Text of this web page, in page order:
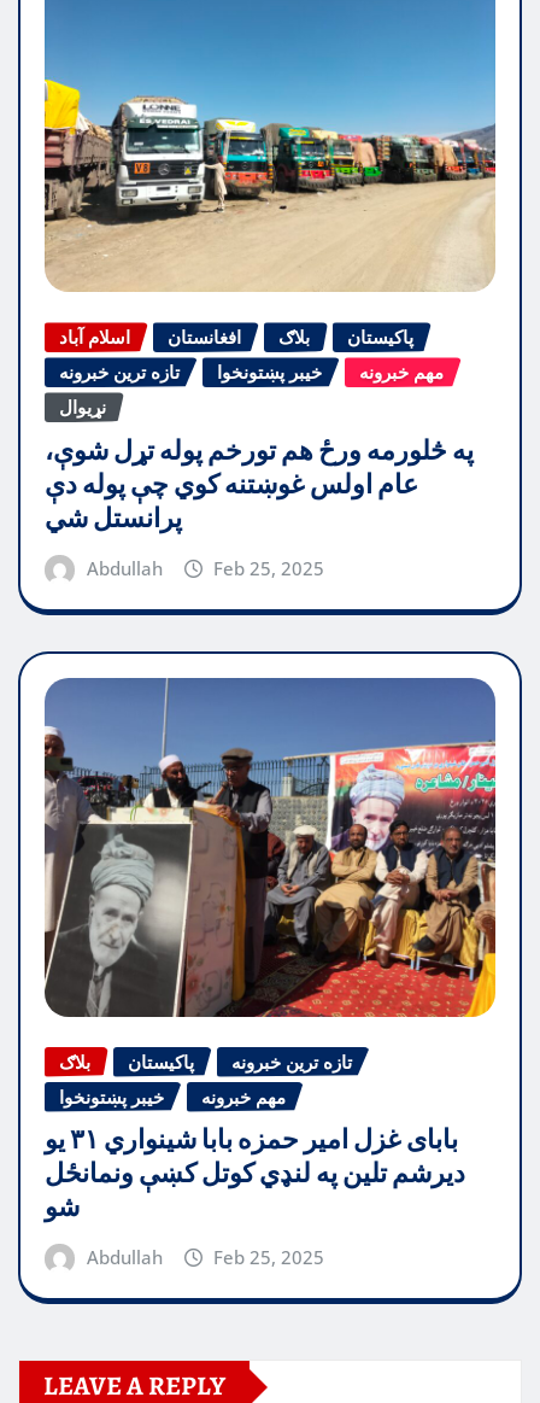
اسلام آباد افغانستان بلاګ
پاکیستان
تازه ترین خبرونه
خیبر پښتونخوا
مهم خبرونه
نړیوال
په څلورمه ورځ هم تورخم پوله تړل شوې،
عام اولس غوښتنه کوي چې پوله دې
پرانستل شي
Abdullah Feb 25, 2025
بلاګ پاکیستان
تازه ترین خبرونه
خیبر پښتونخوا
مهم خبرونه
بابای غزل امیر حمزه بابا شینواري ۳۱ یو
دیرشم تلین په لنډي کوتل کښې ونمانځل
شو
Abdullah Feb 25, 2025
LEAVE A REPLY